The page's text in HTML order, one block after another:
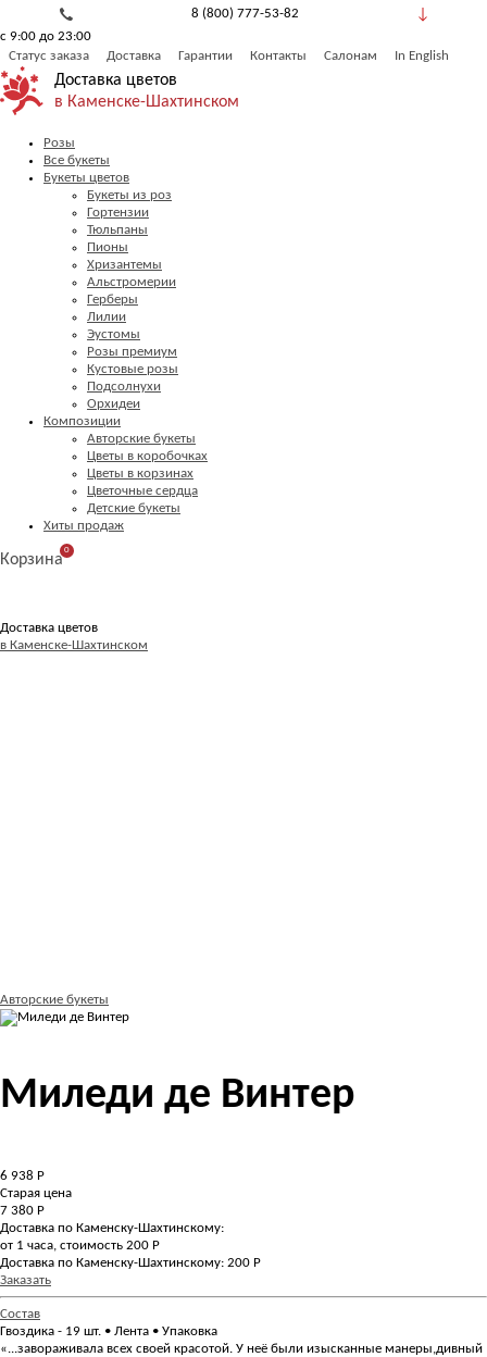
8 (800) 777-53-82
с 9:00 до 23:00
Статус заказа
Доставка Гарантии Контакты Салонам In English
Доставка цветов
в Каменске-Шахтинском
Розы
Все букеты
Букеты цветов
Букеты из роз
Гортензии
Тюльпаны
Пионы
Хризантемы
Альстромерии
Герберы
Лилии
Эустомы
Розы премиум
Кустовые розы
Подсолнухи
Орхидеи
Композиции
Авторские букеты
Цветы в коробочках
Цветы в корзинах
Цветочные сердца
Детские букеты
Хиты продаж
Корзина
0
Доставка цветов
в Каменске-Шахтинском
Авторские букеты
Миледи де Винтер
6 938 Р
Старая цена
7 380 Р
Доставка по Каменску-Шахтинскому:
от 1 часа, стоимость 200 Р
Доставка по Каменску-Шахтинскому: 200 Р
Заказать
Состав
Гвоздика - 19 шт. • Лента • Упаковка
«...завораживала всех своей красотой. У неё были изысканные манеры,дивный